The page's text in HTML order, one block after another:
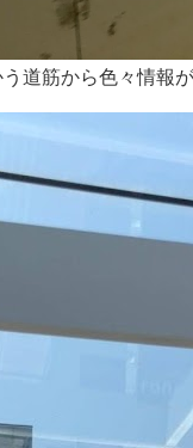
道筋から色々情報が